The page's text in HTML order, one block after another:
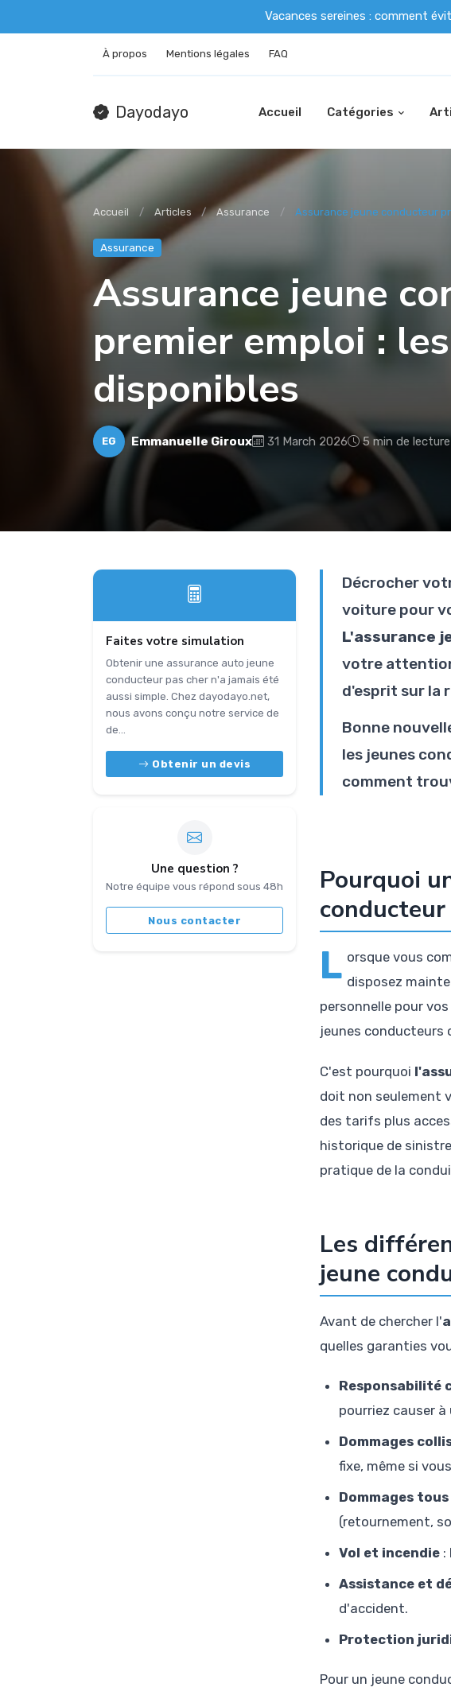
Vacances sereines : comment
À propos Mentions légales FAQ
Dayodayo Accueil Catégories
Accueil Articles Assurance Assurance jeune conducteur
Assurance
Assurance jeune
premier emploi :
disponibles
EG Emmanuelle Giroux 31 March 2026 5 min de lecture
Faites votre simulation
Obtenir une assurance auto jeune
conducteur pas cher n'a jamais été
aussi simple. Chez dayodayo.net,
nous avons conçu notre service de
de...
Obtenir un devis
Une question ?
Notre équipe vous répond sous 48h
Nous contacter
Décrocher
voiture pour
L'assurance
votre
d'esprit sur la
Bonne
les jeunes
comment
Pourquoi
L orsque vous
disposez
personnelle pour
jeunes conducteurs
C'est pourquoi
doit non seulement
des tarifs plus
historique de
pratique de la
Les
jeune
Avant de chercher l'
quelles garanties
Responsabilité
pourriez causer à
Dommages
fixe, même si
Dommages
(retournement,
Vol et incendie :
Assistance et
d'accident.
Protection
Pour un jeune